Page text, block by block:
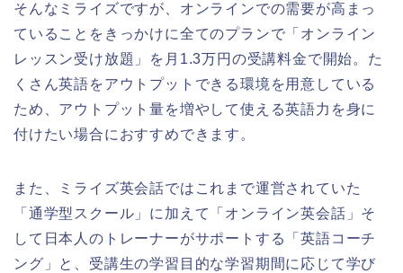
そんなミライズですが、オンラインでの需要が高まっ
ていることをきっかけに全てのプランで「オンライン
レッスン受け放題」を月1.3万円の受講料金で開始。た
くさん英語をアウトプットできる環境を用意している
ため、アウトプット量を増やして使える英語力を身に
付けたい場合におすすめできます。
また、ミライズ英会話ではこれまで運営されていた
「通学型スクール」に加えて「オンライン英会話」そ
して日本人のトレーナーがサポートする「英語コーチ
ング」と、受講生の学習目的な学習期間に応じて学び